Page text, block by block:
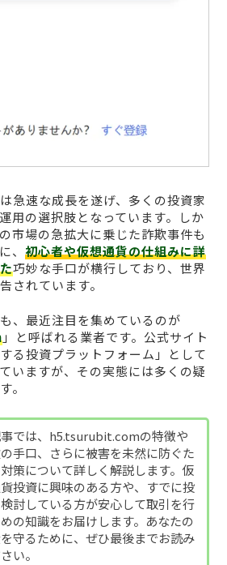
急速な成長を遂げ、多くの投資家
用の選択肢となっています。しか
市場の急拡大に乗じた詐欺事件も
、 初心者や仮想通貨の仕組みに詳
巧妙な手口が横行しており、世界
されています。
、最近注目を集めているのが
」と呼ばれる業者です。公式サイト
る投資プラットフォーム」として
いますが、その実態には多くの疑
。
では、h5.tsurubit.comの特徴や
手口、さらに被害を未然に防ぐた
策について詳しく解説します。仮
投資に興味のある方や、すでに投
討している方が安心して取引を行
の知識をお届けします。あなたの
守るために、ぜひ最後までお読み
い。